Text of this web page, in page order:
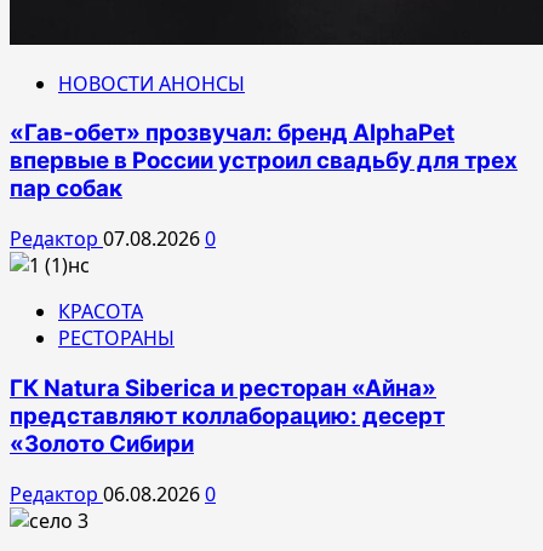
НОВОСТИ АНОНСЫ
«Гав-обет» прозвучал: бренд AlphaPet
впервые в России устроил свадьбу для трех
пар собак
Редактор 07.08.20260
КРАСОТА
РЕСТОРАНЫ
ГК Natura Siberica и ресторан «Айна»
представляют коллаборацию: десерт
«Золото Сибири
Редактор 06.08.20260